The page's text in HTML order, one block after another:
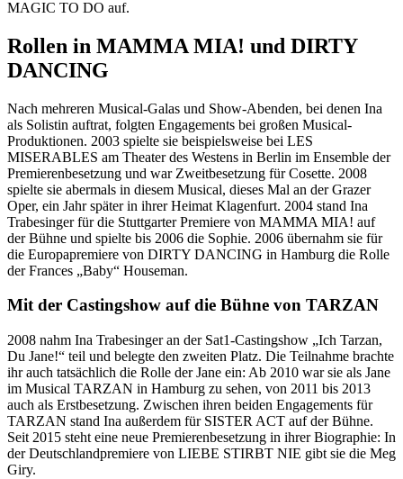
MAGIC TO DO auf.
Rollen in MAMMA MIA! und DIRTY
DANCING
Nach mehreren Musical-Galas und Show-Abenden, bei denen Ina
als Solistin auftrat, folgten Engagements bei großen Musical-
Produktionen. 2003 spielte sie beispielsweise bei LES
MISERABLES am Theater des Westens in Berlin im Ensemble der
Premierenbesetzung und war Zweitbesetzung für Cosette. 2008
spielte sie abermals in diesem Musical, dieses Mal an der Grazer
Oper, ein Jahr später in ihrer Heimat Klagenfurt. 2004 stand Ina
Trabesinger für die Stuttgarter Premiere von MAMMA MIA! auf
der Bühne und spielte bis 2006 die Sophie. 2006 übernahm sie für
die Europapremiere von DIRTY DANCING in Hamburg die Rolle
der Frances „Baby“ Houseman.
Mit der Castingshow auf die Bühne von TARZAN
2008 nahm Ina Trabesinger an der Sat1-Castingshow „Ich Tarzan,
Du Jane!“ teil und belegte den zweiten Platz. Die Teilnahme brachte
ihr auch tatsächlich die Rolle der Jane ein: Ab 2010 war sie als Jane
im Musical TARZAN in Hamburg zu sehen, von 2011 bis 2013
auch als Erstbesetzung. Zwischen ihren beiden Engagements für
TARZAN stand Ina außerdem für SISTER ACT auf der Bühne.
Seit 2015 steht eine neue Premierenbesetzung in ihrer Biographie: In
der Deutschlandpremiere von LIEBE STIRBT NIE gibt sie die Meg
Giry.